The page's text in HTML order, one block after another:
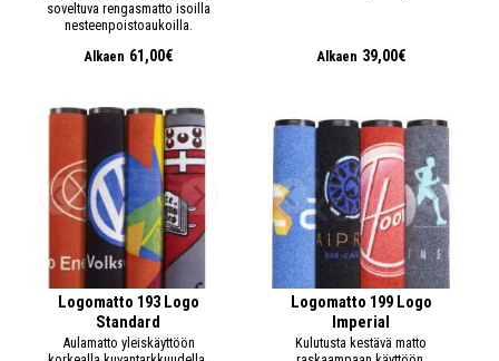
soveltuva rengasmatto isoilla
nesteenpoistoaukoilla.
Alkaen 61,00€ Alkaen 39,00€
Logomatto 193 Logo
Standard
Aulamatto yleiskäyttöön
Logomatto 199 Logo
Imperial
Kulutusta kestävä matto